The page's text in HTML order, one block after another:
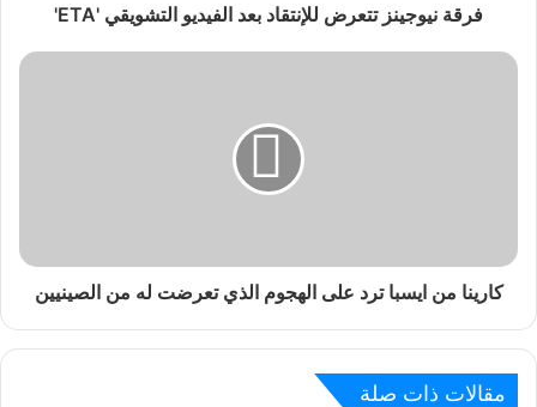
فرقة نيوجينز تتعرض للإنتقاد بعد الفيديو التشويقي 'ETA'
كارينا من ايسبا ترد على الهجوم الذي تعرضت له من الصينيين
مقالات ذات صلة